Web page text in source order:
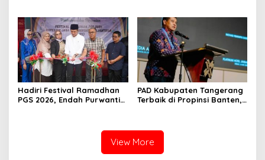
Hadiri Festival Ramadhan
PGS 2026, Endah Purwanti
PAD Kabupaten Tangerang
Terbaik di Propinsi Banten,
View More